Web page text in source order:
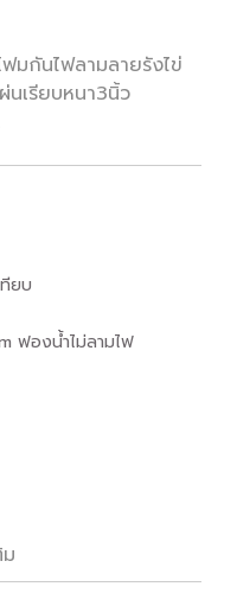
มกันไฟลามลายรังไข่
เรียบหนา3นิ้ว
ยบ
ฟองน้ำไม่ลามไฟ